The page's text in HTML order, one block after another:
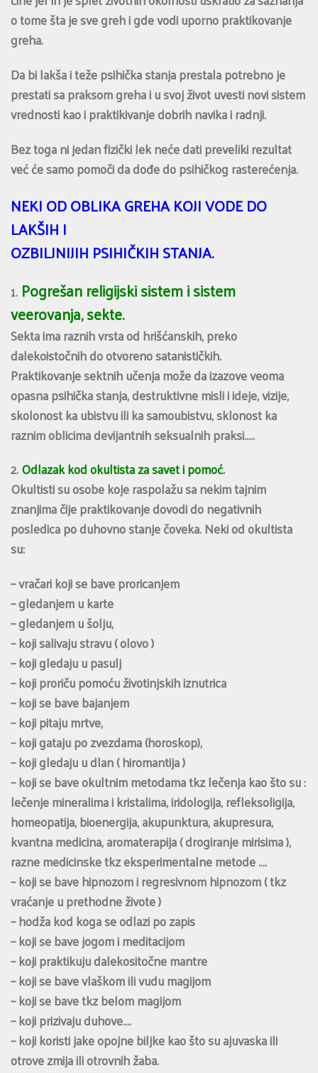
o tome šta je sve greh i gde vodi uporno praktikovanje
greha.
Da bi lakša i teže psihička stanja prestala potrebno je
prestati sa praksom greha i u svoj život uvesti novi sistem
vrednosti kao i praktikivanje dobrih navika i radnji.
Bez toga ni jedan fizički lek neće dati preveliki rezultat
već će samo pomoči da dođe do psihičkog rasterećenja.
NEKI OD OBLIKA GREHA KOJI VODE DO
LAKŠIH I
OZBILJNIJIH PSIHIČKIH STANJA.
1. Pogrešan religijski sistem i sistem
veerovanja, sekte.
Sekta ima raznih vrsta od hrišćanskih, preko
dalekoistočnih do otvoreno satanističkih.
Praktikovanje sektnih učenja može da izazove veoma
opasna psihička stanja, destruktivne misli i ideje, vizije,
skolonost ka ubistvu ili ka samoubistvu, sklonost ka
raznim oblicima devijantnih seksualnih praksi…..
2.Odlazak kod okultista za savet i pomoć.
Okultisti su osobe koje raspolažu sa nekim tajnim
znanjima čije praktikovanje dovodi do negativnih
posledica po duhovno stanje čoveka. Neki od okultista
su:
– vračari koji se bave proricanjem
– gledanjem u karte
– gledanjem u šolju,
– koji salivaju stravu ( olovo )
– koji gledaju u pasulj
– koji proriču pomoću životinjskih iznutrica
– koji se bave bajanjem
– koji pitaju mrtve,
– koji gataju po zvezdama (horoskop),
– koji gledaju u dlan ( hiromantija )
– koji se bave okultnim metodama tkz lečenja kao što su :
lečenje mineralima i kristalima, iridologija, refleksoligija,
homeopatija, bioenergija, akupunktura, akupresura,
kvantna medicina, aromaterapija ( drogiranje mirisima ),
razne medicinske tkz eksperimentalne metode ….
– koji se bave hipnozom i regresivnom hipnozom ( tkz
vraćanje u prethodne živote )
– hodža kod koga se odlazi po zapis
– koji se bave jogom i meditacijom
– koji praktikuju dalekositočne mantre
– koji se bave vlaškom ili vudu magijom
– koji se bave tkz belom magijom
– koji prizivaju duhove….
– koji koristi jake opojne biljke kao što su ajuvaska ili
otrove zmija ili otrovnih žaba.